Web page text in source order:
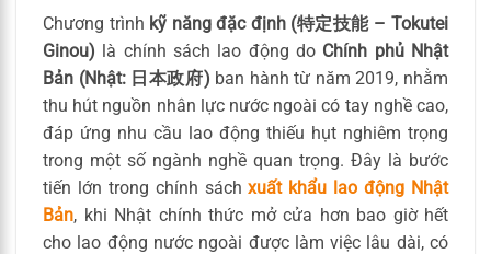
Chương trình kỹ năng đặc định (特定技能 – Tokutei
Ginou) là chính sách lao động do Chính phủ Nhật
Bản (Nhật: 日本政府) ban hành từ năm 2019, nhằm
thu hút nguồn nhân lực nước ngoài có tay nghề cao,
đáp ứng nhu cầu lao động thiếu hụt nghiêm trọng
trong một số ngành nghề quan trọng. Đây là bước
tiến lớn trong chính sáchxuất khẩu lao động Nhật
Bản, khi Nhật chính thức mở cửa hơn bao giờ hết
cho lao động nước ngoài được làm việc lâu dài, có